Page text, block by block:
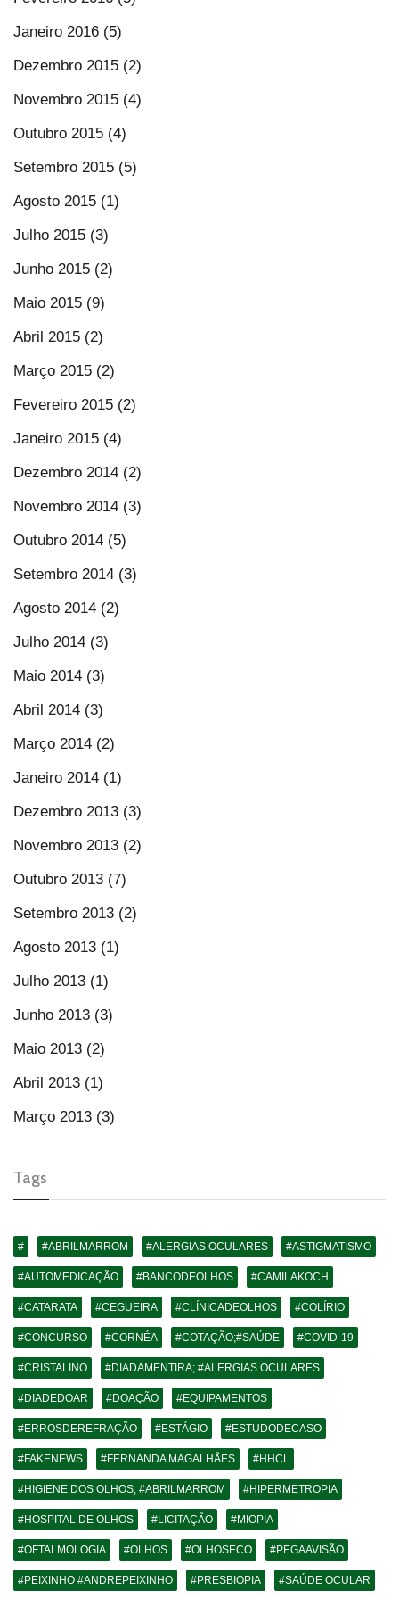
Janeiro 2016 (5)
Dezembro 2015 (2)
Novembro 2015 (4)
Outubro 2015 (4)
Setembro 2015 (5)
Agosto 2015 (1)
Julho 2015 (3)
Junho 2015 (2)
Maio 2015 (9)
Abril 2015 (2)
Março 2015 (2)
Fevereiro 2015 (2)
Janeiro 2015 (4)
Dezembro 2014 (2)
Novembro 2014 (3)
Outubro 2014 (5)
Setembro 2014 (3)
Agosto 2014 (2)
Julho 2014 (3)
Maio 2014 (3)
Abril 2014 (3)
Março 2014 (2)
Janeiro 2014 (1)
Dezembro 2013 (3)
Novembro 2013 (2)
Outubro 2013 (7)
Setembro 2013 (2)
Agosto 2013 (1)
Julho 2013 (1)
Junho 2013 (3)
Maio 2013 (2)
Abril 2013 (1)
Março 2013 (3)
Tags
# #ABRILMARROM #ALERGIAS OCULARES #ASTIGMATISMO
#AUTOMEDICAÇÃO #BANCODEOLHOS #CAMILAKOCH
#CATARATA #CEGUEIRA #CLÍNICADEOLHOS #COLÍRIO
#CONCURSO #CORNÉA #COTAÇÃO;#SAÚDE #COVID-19
#CRISTALINO #DIADAMENTIRA; #ALERGIAS OCULARES
#DIADEDOAR #DOAÇÃO #EQUIPAMENTOS
#ERROSDEREFRAÇÃO #ESTÁGIO #ESTUDODECASO
#FAKENEWS #FERNANDA MAGALHÃES #HHCL
#HIGIENE DOS OLHOS; #ABRILMARROM #HIPERMETROPIA
#HOSPITAL DE OLHOS #LICITAÇÃO #MIOPIA
#OFTALMOLOGIA #OLHOS #OLHOSECO #PEGAAVISÃO
#PEIXINHO #ANDREPEIXINHO #PRESBIOPIA #SAÚDE OCULAR